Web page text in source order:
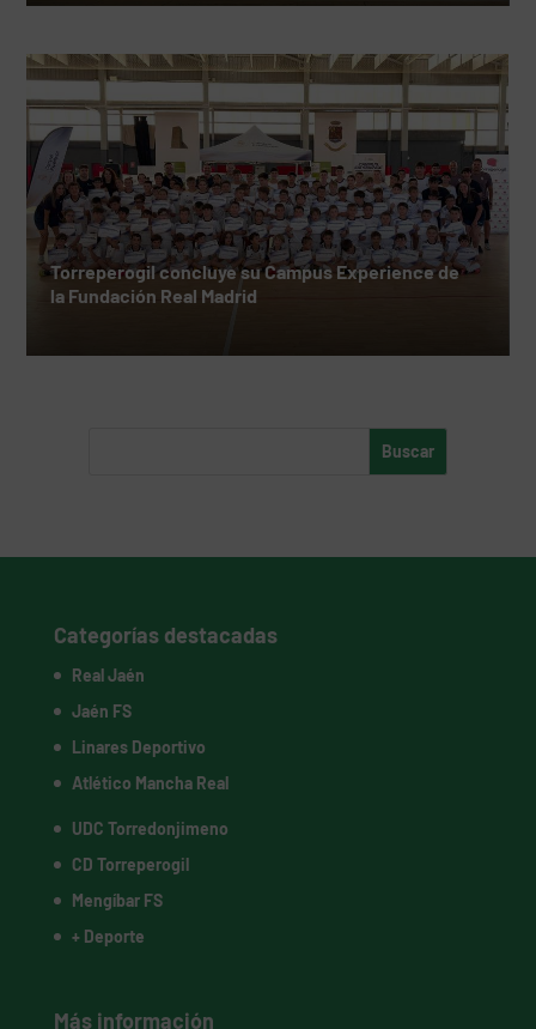
Torreperogil concluye su Campus Experience de
la Fundación Real Madrid
Categorías destacadas
Real Jaén
Jaén FS
Linares Deportivo
Atlético Mancha Real
UDC Torredonjimeno
CD Torreperogil
Mengíbar FS
+ Deporte
Más información